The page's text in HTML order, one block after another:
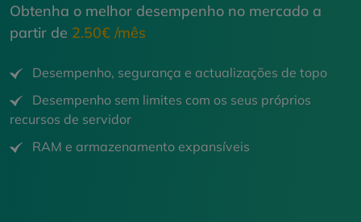
Obtenha o melhor desempenho no mercado a
partir de 2.50€ /mês
Desempenho, segurança e actualizações de topo
Desempenho sem limites com os seus próprios
recursos de servidor
RAM e armazenamento expansíveis